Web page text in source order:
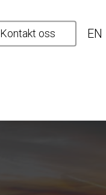
Kontakt oss EN